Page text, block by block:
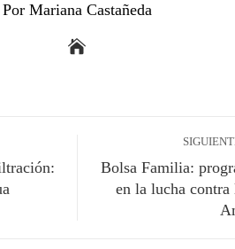
Por Mariana Castañeda
Bolsa Familia:
en la lucha contra